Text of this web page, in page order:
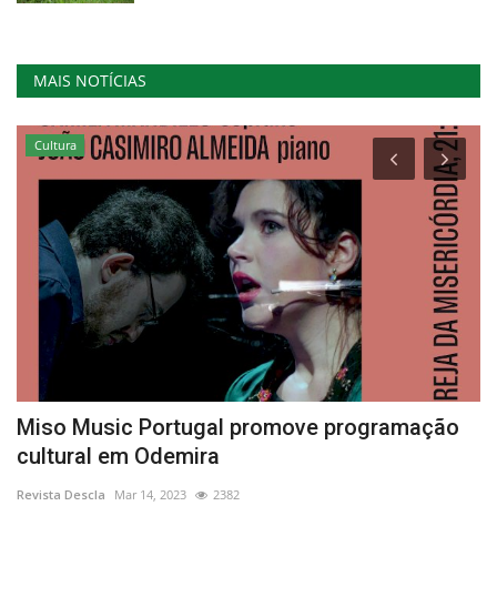
MAIS NOTÍCIAS
Cultura
Miso Music Portugal promove programação
cultural em Odemira
Revista Descla Mar 14, 2023 2382